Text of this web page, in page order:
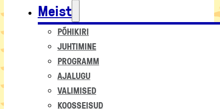
Meist
PÕHIKIRI
JUHTIMINE
PROGRAMM
AJALUGU
VALIMISED
KOOSSEISUD